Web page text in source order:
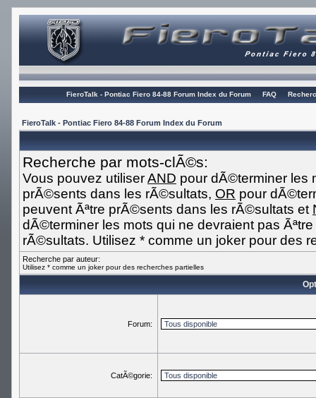
FieroTalk - Pontiac Fiero 84-88 Forum Index du Forum FAQ
FieroTalk - Pontiac Fiero 84-88 Forum Index du Forum
Recherche par mots-clÃ©s:
Vous pouvez utiliserAND pour dÃ©terminer les
prÃ©sents dans les rÃ©sultats, OR pour
peuvent Ãªtre prÃ©sents dans les rÃ©sultats et
dÃ©terminer les mots qui ne devraient pas
rÃ©sultats. Utilisez * comme un joker pour des
Recherche par auteur:
Utilisez * comme un joker pour des recherches partielles
Forum:
CatÃ©gorie: